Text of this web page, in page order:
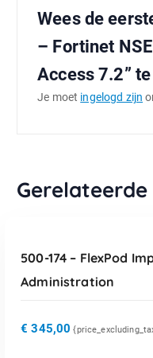
Wees de
– Fortinet
Access 7.2”
Je moet ingelogd zijn
500-174 – FlexPod
Administration
€ 345,00